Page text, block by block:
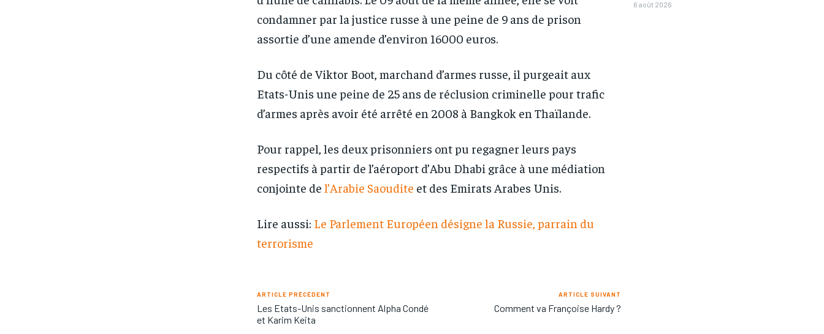
condamner par la justice russe à une peine de 9 ans de prison
assortie d’une amende d’environ 16000 euros.
Du côté de Viktor Boot, marchand d’armes russe, il purgeait aux
Etats-Unis une peine de 25 ans de réclusion criminelle pour trafic
d’armes après avoir été arrêté en 2008 à Bangkok en Thaïlande.
Pour rappel, les deux prisonniers ont pu regagner leurs pays
respectifs à partir de l’aéroport d’Abu Dhabi grâce à une médiation
conjointe de l’Arabie Saoudite et des Emirats Arabes Unis.
Lire aussi: Le Parlement Européen désigne la Russie, parrain du
terrorisme
ARTICLE PRÉCÉDENT
Les Etats-Unis sanctionnent Alpha Condé
et Karim Keita
ARTICLE SUIVANT
Comment va Françoise Hardy ?
6 août 2026